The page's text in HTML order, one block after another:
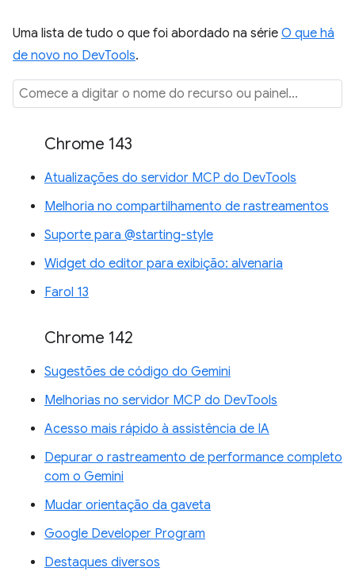
Uma lista de tudo o que foi abordado na série O que há
de novo no DevTools.
Chrome 143
Atualizações do servidor MCP do DevTools
Melhoria no compartilhamento de rastreamentos
Suporte para @starting-style
Widget do editor para exibição: alvenaria
Farol 13
Chrome 142
Sugestões de código do Gemini
Melhorias no servidor MCP do DevTools
Acesso mais rápido à assistência de IA
Depurar o rastreamento de performance completo
com o Gemini
Mudar orientação da gaveta
Google Developer Program
Destaques diversos